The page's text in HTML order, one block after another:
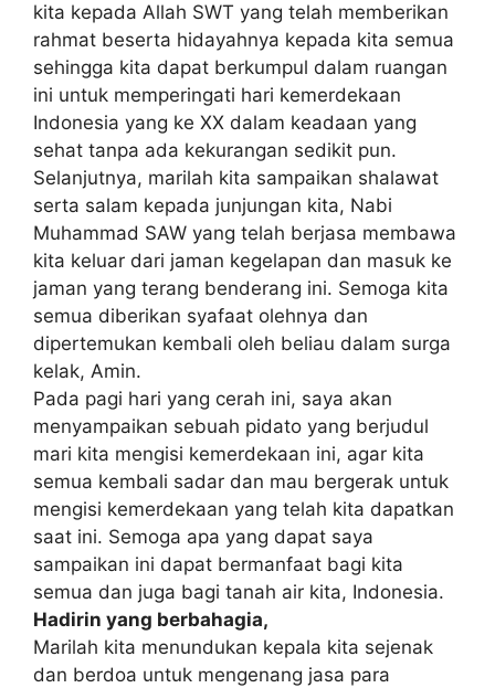
kita kepada Allah SWT yang telah memberikan
rahmat beserta hidayahnya kepada kita semua
sehingga kita dapat berkumpul dalam ruangan
ini untuk memperingati hari kemerdekaan
Indonesia yang ke XX dalam keadaan yang
sehat tanpa ada kekurangan sedikit pun.
Selanjutnya, marilah kita sampaikan shalawat
serta salam kepada junjungan kita, Nabi
Muhammad SAW yang telah berjasa membawa
kita keluar dari jaman kegelapan dan masuk ke
jaman yang terang benderang ini. Semoga kita
semua diberikan syafaat olehnya dan
dipertemukan kembali oleh beliau dalam surga
kelak, Amin.
Pada pagi hari yang cerah ini, saya akan
menyampaikan sebuah pidato yang berjudul
mari kita mengisi kemerdekaan ini, agar kita
semua kembali sadar dan mau bergerak untuk
mengisi kemerdekaan yang telah kita dapatkan
saat ini. Semoga apa yang dapat saya
sampaikan ini dapat bermanfaat bagi kita
semua dan juga bagi tanah air kita, Indonesia.
Hadirin yang berbahagia,
Marilah kita menundukan kepala kita sejenak
dan berdoa untuk mengenang jasa para